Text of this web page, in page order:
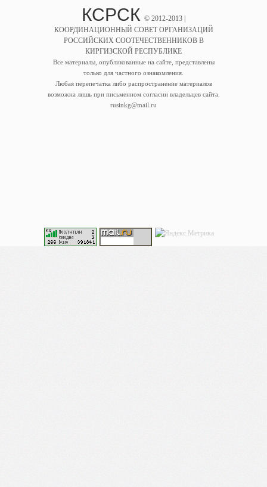
КСРСК © 2012-2013 |
КООРДИНАЦИОННЫЙ СОВЕТ ОРГАНИЗАЦИЙ
РОССИЙСКИХ СООТЕЧЕСТВЕННИКОВ В
КИРГИЗСКОЙ РЕСПУБЛИКЕ
Все материалы, опубликованные на сайте, представлены
только для частного ознакомления.
Любая перепечатка либо распространение материалов
возможна лишь при письменном согласии владельцев сайта.
rusinkg@mail.ru